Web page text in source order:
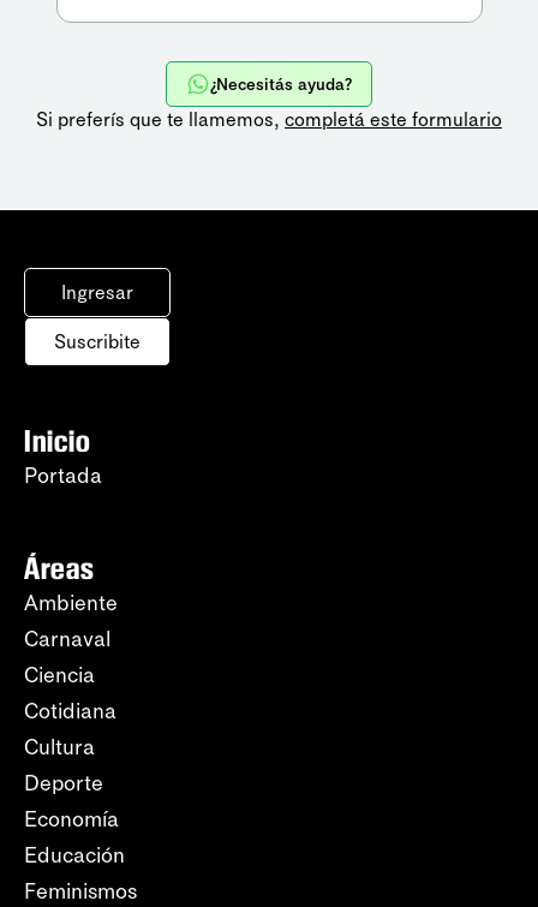
¿Necesitás ayuda?
Si preferís que te llamemos, completá este formulario
Ingresar
Suscribite
Inicio
Portada
Áreas
Ambiente
Carnaval
Ciencia
Cotidiana
Cultura
Deporte
Economía
Educación
Feminismos